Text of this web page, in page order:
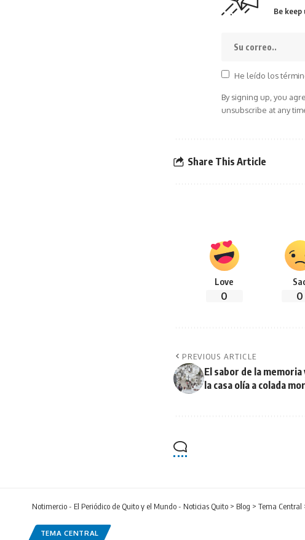
Be
He leído los
By signing up, you
unsubscribe at any
Share This Article
Love
0 0
PREVIOUS ARTICLE
El sabor de la
la casa olía a colada
Notimercio - El Periódico de Quito y el Mundo - Noticias Quito > Blog > Tema Central
TEMA CENTRAL